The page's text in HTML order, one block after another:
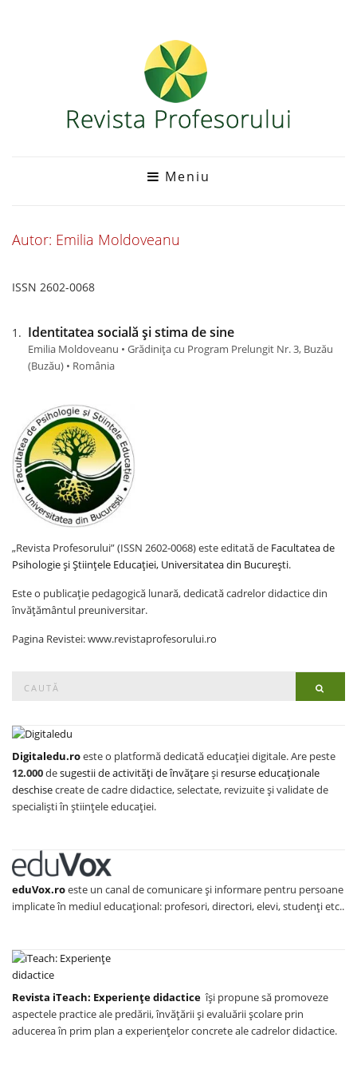
Meniu
Autor: Emilia Moldoveanu
ISSN 2602-0068
Identitatea socială și stima de sine
Emilia Moldoveanu • Grădinița cu Program Prelungit Nr. 3, Buzău
(Buzău) • România
„Revista Profesorului” (ISSN 2602-0068) este editată de Facultatea de
Psihologie și Științele Educației, Universitatea din București.
Este o publicație pedagogică lunară, dedicată cadrelor didactice din
învățământul preuniversitar.
Pagina Revistei: www.revistaprofesorului.ro
for:
Digitaledu.roeste o platformă dedicată educației digitale. Are peste
12.000desugestii de activități de învățareși resurse educaționale
deschisecreate de cadre didactice, selectate, revizuite și validate de
specialiști în științele educației.
eduVox.roeste un canal de comunicare și informare pentru persoane
implicate în mediul educațional: profesori, directori, elevi, studenți etc..
Revista iTeach: Experienţe didactice îşi propune să promoveze
aspectele practice ale predării, învăţării şi evaluării şcolare prin
aducerea în prim plan a experienţelor concrete ale cadrelor didactice.